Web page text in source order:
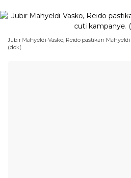
Jubir Mahyeldi-Vasko, Reido pastikan
(dok)